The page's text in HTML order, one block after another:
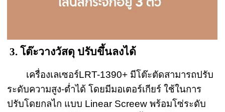
3. โต๊ะวางวัสดุ ปรับขึ้นลงได้
เครื่องเลเซอร์LRT-1390+ มีโต๊ะตัดสามารถปรับ
ระดับความสูง-ต่ำได้ โดยมีมอเตอร์เกียร์ ใช้ในการ
ปรับโดยกลไก แบบ Linear Screew พร้อมโซ่ระดับ